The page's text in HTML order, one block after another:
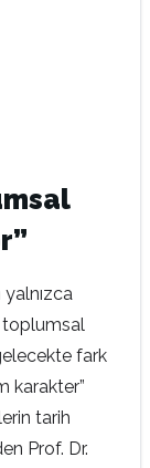
yalnızca
toplumsal
fark
karakter”
tarih
Prof. Dr.